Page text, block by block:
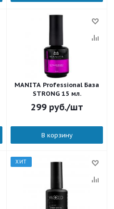
MANITA Professional База
STRONG 15 мл.
299руб./шт
В корзину
ХИТ